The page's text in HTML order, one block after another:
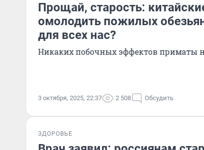
Прощай, старость:
омолодить пожилых
для всех нас?
Никаких побочных эффектов приматы
3 октября, 2025, 22:37 2 508 Обсудить
ЗДОРОВЬЕ